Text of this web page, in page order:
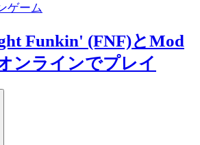
ゲーム
Funkin' (FNF)とMod
ンラインでプレイ